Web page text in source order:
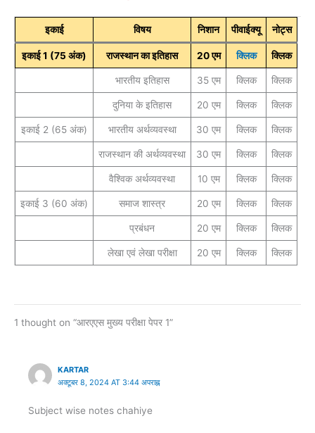
इकाई विषय निशान पीवाईक्यू नोट्स
इकाई 1 (75 अंक) राजस्थान का इतिहास 20 एम क्लिक क्लिक
भारतीय इतिहास 35 एम क्लिक क्लिक
दुनिया के इतिहास 20 एम क्लिक क्लिक
इकाई 2 (65 अंक) भारतीय अर्थव्यवस्था 30 एम क्लिक क्लिक
राजस्थान की अर्थव्यवस्था 30 एम क्लिक क्लिक
वैश्विक अर्थव्यवस्था 10 एम क्लिक क्लिक
इकाई 3 (60 अंक) समाज शास्त्र 20 एम क्लिक क्लिक
प्रबंधन 20 एम क्लिक क्लिक
लेखा एवं लेखा परीक्षा 20 एम क्लिक क्लिक
1 thought on “आरएएस मुख्य परीक्षा पेपर 1”
KARTAR
अक्टूबर 8, 2024 AT 3:44 अपराह्न
Subject wise notes chahiye